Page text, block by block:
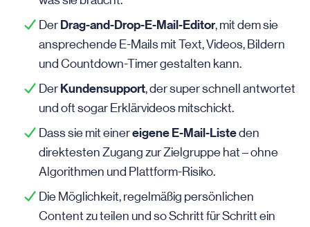
Der Drag-and-Drop-E-Mail-Editor, mit dem sie
ansprechende E-Mails mit Text, Videos, Bildern
und Countdown-Timer gestalten kann.
Der Kundensupport, der super schnell antwortet
und oft sogar Erklärvideos mitschickt.
Dass sie mit einereigene E-Mail-Listeden
direktesten Zugang zur Zielgruppe hat – ohne
Algorithmen und Plattform-Risiko.
Die Möglichkeit, regelmäßig persönlichen
Content zu teilen und so Schritt für Schritt ein